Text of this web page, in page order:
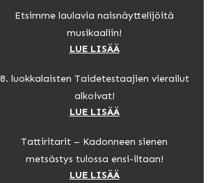
Etsimme laulavia naisnäyttelijöitä
musikaaliin!
LUE LISÄÄ
8. luokkalaisten Taidetestaajien vierailut
alkoivat!
LUE LISÄÄ
Tattiritarit – Kadonneen sienen
metsästys tulossa ensi-iltaan!
LUE LISÄÄ